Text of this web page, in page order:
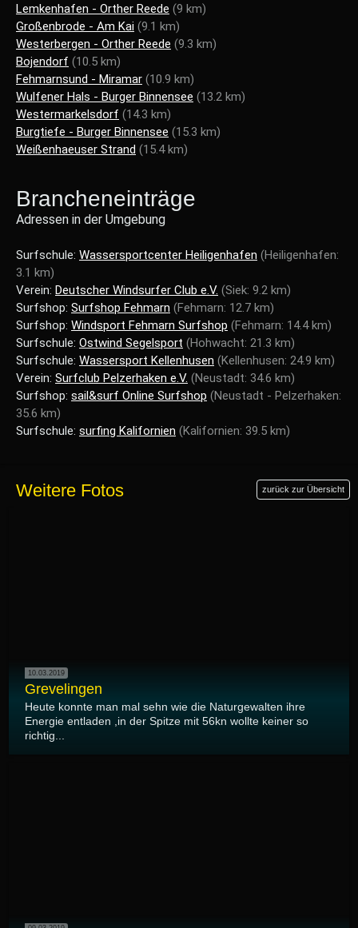
Lemkenhafen - Orther Reede (9 km)
Großenbrode - Am Kai (9.1 km)
Westerbergen - Orther Reede (9.3 km)
Bojendorf (10.5 km)
Fehmarnsund - Miramar (10.9 km)
Wulfener Hals - Burger Binnensee (13.2 km)
Westermarkelsdorf (14.3 km)
Burgtiefe - Burger Binnensee (15.3 km)
Weißenhaeuser Strand (15.4 km)
Brancheneinträge
Adressen in der Umgebung
Surfschule: Wassersportcenter Heiligenhafen (Heiligenhafen:
3.1 km)
Verein: Deutscher Windsurfer Club e.V. (Siek: 9.2 km)
Surfshop: Surfshop Fehmarn (Fehmarn: 12.7 km)
Surfshop: Windsport Fehmarn Surfshop (Fehmarn: 14.4 km)
Surfschule: Ostwind Segelsport (Hohwacht: 21.3 km)
Surfschule: Wassersport Kellenhusen (Kellenhusen: 24.9 km)
Verein: Surfclub Pelzerhaken e.V. (Neustadt: 34.6 km)
Surfshop: sail&surf Online Surfshop (Neustadt - Pelzerhaken:
35.6 km)
Surfschule: surfing Kalifornien (Kalifornien: 39.5 km)
Weitere Fotos zurück zur Übersicht
10.03.2019
Grevelingen
Heute konnte man mal sehn wie die Naturgewalten ihre
Energie entladen ,in der Spitze mit 56kn wollte keiner so
richtig...